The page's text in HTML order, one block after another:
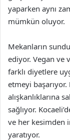
yaparken aynı
mümkün oluyor.
Mekanların
ediyor. Vegan ve
farklı diyetlere
etmeyi
alışkanlıklarına
sağlıyor.
ve her kesimden
yaratıyor.